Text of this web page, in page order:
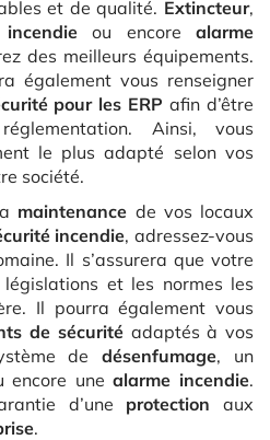
et de qualité. Extincteur,
ou encore alarme
des meilleurs équipements.
également vous renseigner
pour les ERP afin d’être
Ainsi, vous
le plus adapté selon vos
société.
maintenance de vos locaux
incendie, adressez-vous
Il s’assurera que votre
et les normes les
Il pourra également vous
de sécuritéadaptés à vos
dedésenfumage, un
encore unealarme incendie.
d’une protection aux
.